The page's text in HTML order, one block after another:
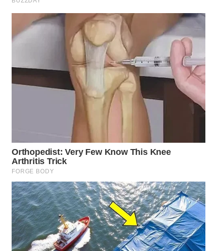
WN
LABUANBAJO
Wahana
WAHANA
TANI
WAHANA
ADVOKAT
WAHANA
INFRASTRUKTUR